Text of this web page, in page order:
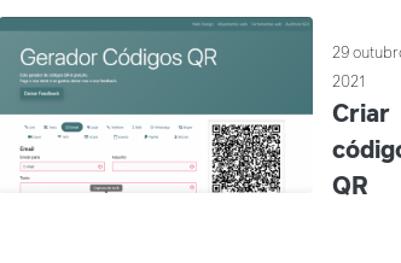
29
2021
Criar
QR